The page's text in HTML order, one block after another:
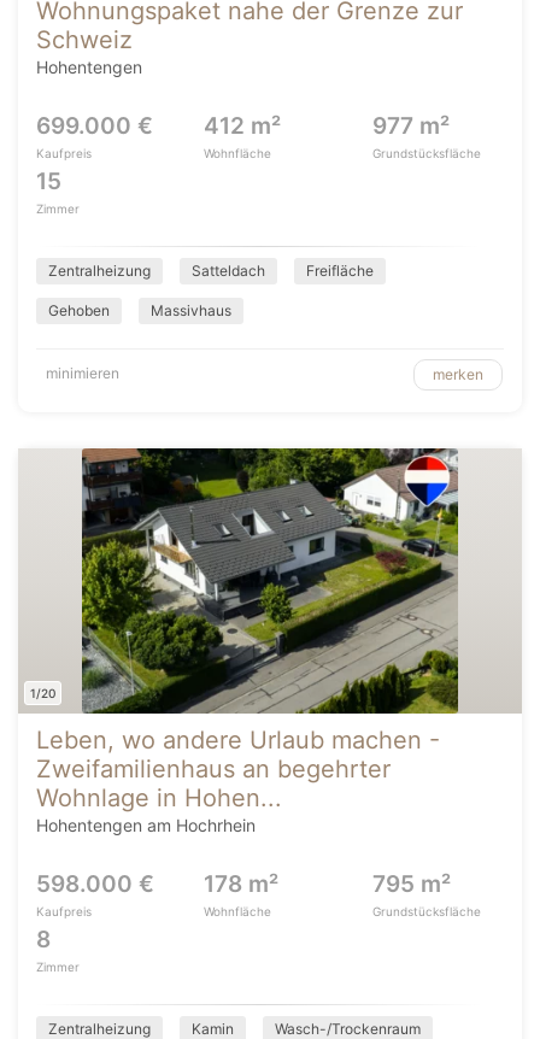
Wohnungspaket nahe der Grenze zur
Schweiz
Hohentengen
699.000 €
Kaufpreis
412 m²
Wohnfläche
977 m²
Grundstücksfläche
15
Zimmer
Zentralheizung Satteldach Freifläche
Gehoben Massivhaus
minimieren merken
1/20
Leben, wo andere Urlaub machen -
Zweifamilienhaus an begehrter
Wohnlage in Hohen...
Hohentengen am Hochrhein
598.000 €
Kaufpreis
178 m²
Wohnfläche
795 m²
Grundstücksfläche
8
Zimmer
Zentralheizung Kamin Wasch-/Trockenraum